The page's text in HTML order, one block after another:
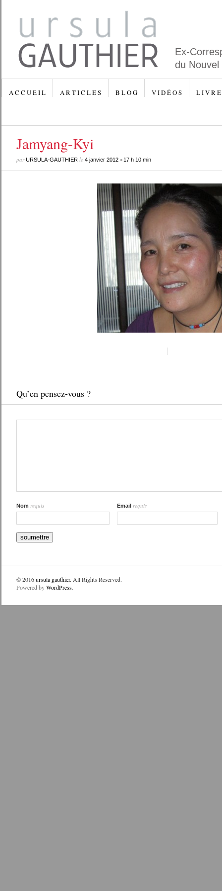
Ex-
du
A C C U E I L A R T I C L E S B L O G V I D É O S L I V R E
Jamyang-Kyi
parURSULA-GAUTHIERle 4 janvier 2012• 17 h 10 min
Qu’en pensez-vous ?
Nom requis Email requis
© 2016ursula gauthier. All Rights Reserved.
Powered byWordPress.